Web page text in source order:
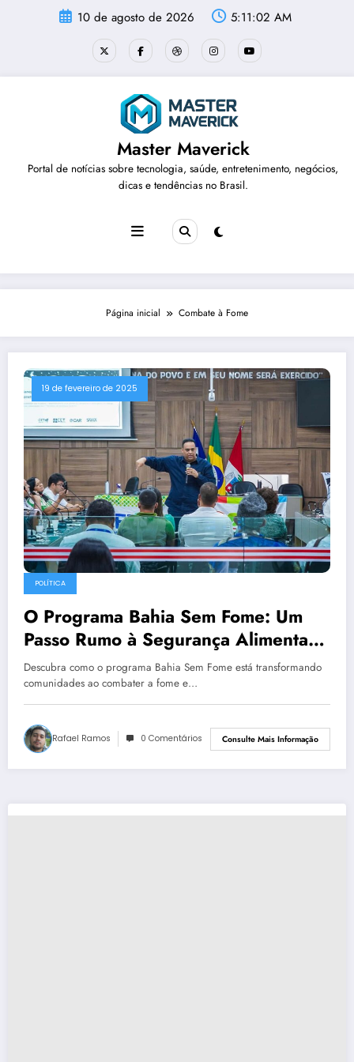
10 de agosto de 2026 5:11:02 AM
Master Maverick
Portal de notícias sobre tecnologia, saúde, entretenimento, negócios,
dicas e tendências no Brasil.
Página inicial Combate à Fome
19 de fevereiro de 2025
POLÍTICA
O Programa Bahia Sem Fome: Um
Passo Rumo à Segurança Alimentar
e ao Desenvolvimento Territorial
Descubra como o programa Bahia Sem Fome está transformando
comunidades ao combater a fome e…
Rafael Ramos 0 Comentários Consulte Mais Informação